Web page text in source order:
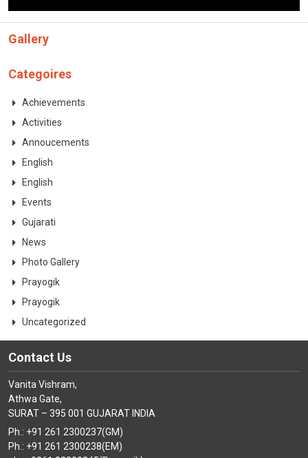
Gallery
Categoires
Achievements
Activities
Annoucements
English
English
Events
Gujarati
News
Photo Gallery
Prayogik
Prayogik
Uncategorized
Contact Us
Vanita Vishram,
Athwa Gate,
SURAT – 395 001 GUJARAT INDIA
Ph.: +91 261 2300237(GM)
Ph.: +91 261 2300238(EM)